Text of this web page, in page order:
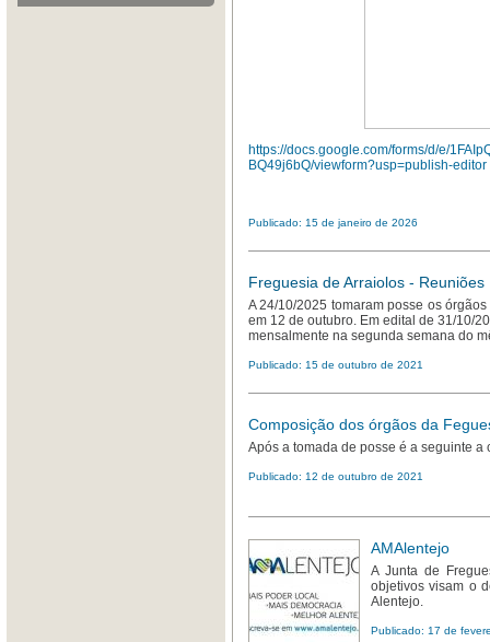
https://docs.google.com/forms/d/e/
BQ49j6bQ/viewform?usp=publish-editor
Publicado: 15 de janeiro de 2026
Freguesia de Arraiolos - Reuniões
A 24/10/2025 tomaram posse os
em 12 de outubro. Em edital de 31/10/
mensalmente na segunda semana do
Publicado: 15 de outubro de 2021
Composição dos órgãos da
Após a tomada de posse é a seguinte
Publicado: 12 de outubro de 2021
AMAlentejo
A Junta de
objetivos visam o
Alentejo.
Publicado: 17 de